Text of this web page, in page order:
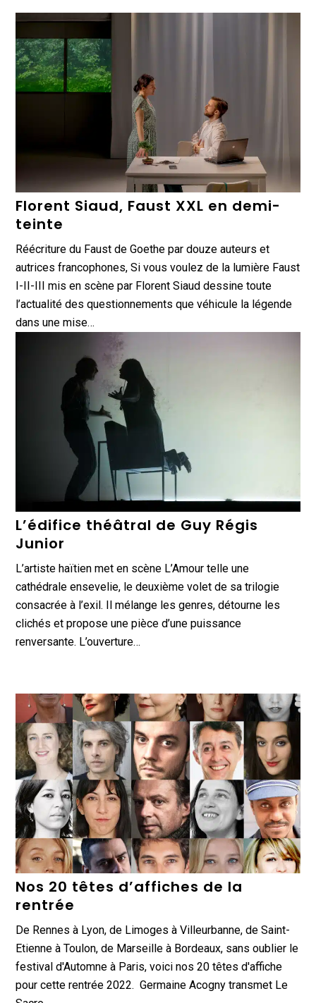
Florent Siaud, Faust XXL en demi-
teinte
Réécriture du Faust de Goethe par douze auteurs et
autrices francophones, Si vous voulez de la lumière Faust
I-II-III mis en scène par Florent Siaud dessine toute
l’actualité des questionnements que véhicule la légende
dans une mise…
L’édifice théâtral de Guy Régis
Junior
L’artiste haïtien met en scène L’Amour telle une
cathédrale ensevelie, le deuxième volet de sa trilogie
consacrée à l’exil. Il mélange les genres, détourne les
clichés et propose une pièce d’une puissance
renversante. L’ouverture…
Nos 20 têtes d’affiches de la
rentrée
De Rennes à Lyon, de Limoges à Villeurbanne, de Saint-
Etienne à Toulon, de Marseille à Bordeaux, sans oublier le
festival d'Automne à Paris, voici nos 20 têtes d'affiche
pour cette rentrée 2022. Germaine Acogny transmet Le